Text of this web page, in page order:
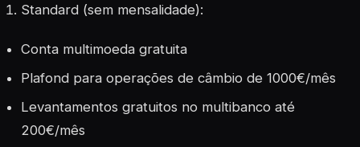
Standard (sem mensalidade):
Conta multimoeda gratuita
Plafond para operações de câmbio de 1000€/mês
Levantamentos gratuitos no multibanco até
200€/mês